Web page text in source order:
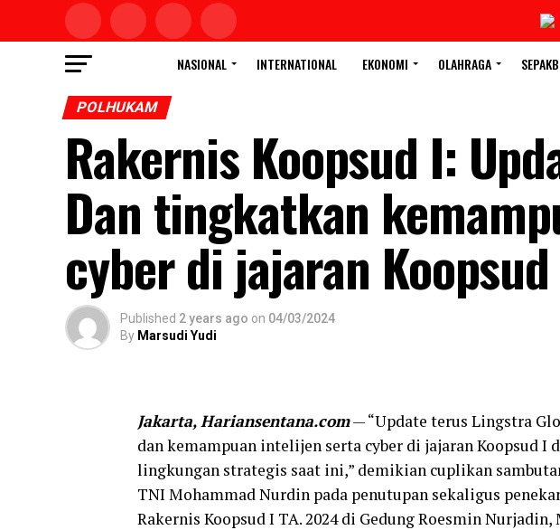
NASIONAL INTERNATIONAL EKONOMI OLAHRAGA
POLHUKAM
Rakernis Koopsud I:
Dan tingkatkan
cyber di jajaran
Published 2 years ago on 04/03/2024
By Marsudi Yudi
Jakarta, Hariansentana.com— “Update terus Lingstra
dan kemampuan intelijen serta cyber di jajaran Koopsud I
lingkungan strategis saat ini,” demikian cuplikan
TNI Mohammad Nurdin pada penutupan sekaligus
Rakernis Koopsud I TA. 2024 di Gedung Roesmin Nurjadin,